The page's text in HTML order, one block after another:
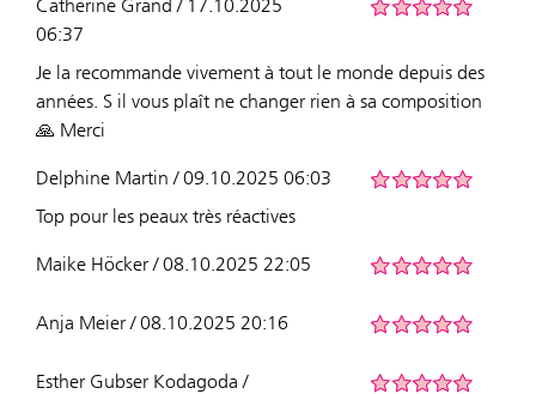
Catherine Grand / 17.10.2025
06:37
Je la recommande vivement à tout le monde depuis des
années. S il vous plaît ne changer rien à sa composition
🙏 Merci
Delphine Martin / 09.10.2025 06:03
Top pour les peaux très réactives
Maike Höcker / 08.10.2025 22:05
Anja Meier / 08.10.2025 20:16
Esther Gubser Kodagoda /